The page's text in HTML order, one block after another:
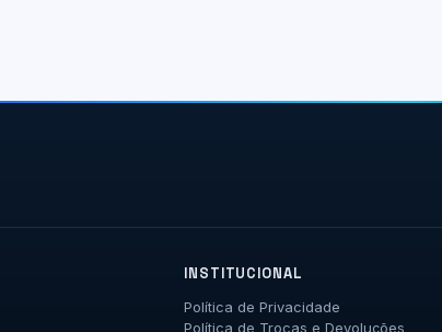
INSTITUCIONAL
Política de Privacidade
Política de Trocas e Devoluções